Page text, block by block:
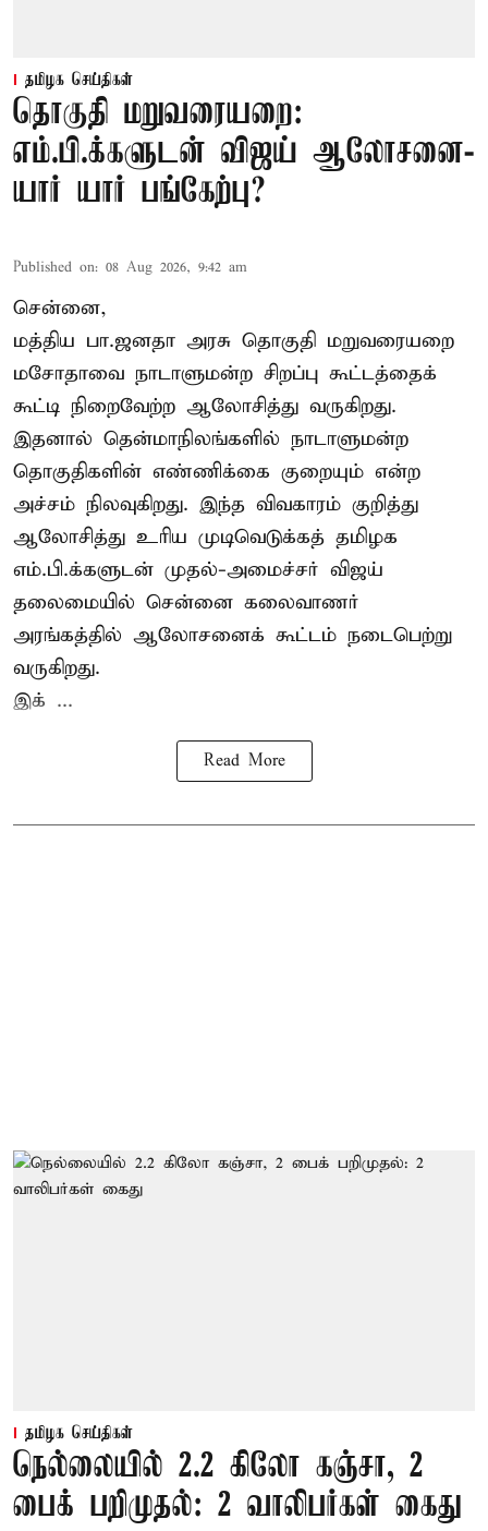
தமிழக செய்திகள்
தொகுதி மறுவரையறை:
எம்.பி.க்களுடன் விஜய் ஆலோசனை-
யார் யார் பங்கேற்பு?
Published on: 08 Aug 2026, 9:42 am
சென்னை,
மத்திய பா.ஜனதா அரசு தொகுதி மறுவரையறை
மசோதாவை நாடாளுமன்ற சிறப்பு கூட்டத்தைக்
கூட்டி நிறைவேற்ற ஆலோசித்து வருகிறது.
இதனால் தென்மாநிலங்களில் நாடாளுமன்ற
தொகுதிகளின் எண்ணிக்கை குறையும் என்ற
அச்சம் நிலவுகிறது. இந்த விவகாரம் குறித்து
ஆலோசித்து உரிய முடிவெடுக்கத் தமிழக
எம்.பி.க்களுடன் முதல்-அமைச்சர் விஜய்
தலைமையில் சென்னை கலைவாணர்
அரங்கத்தில் ஆலோசனைக் கூட்டம் நடைபெற்று
வருகிறது.
இக் ...
Read More
தமிழக செய்திகள்
நெல்லையில் 2.2 கிலோ கஞ்சா, 2
பைக் பறிமுதல்: 2 வாலிபர்கள் கைது